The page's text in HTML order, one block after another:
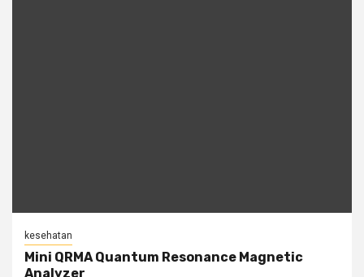
kesehatan
Mini QRMA Quantum Resonance Magnetic
Analyzer